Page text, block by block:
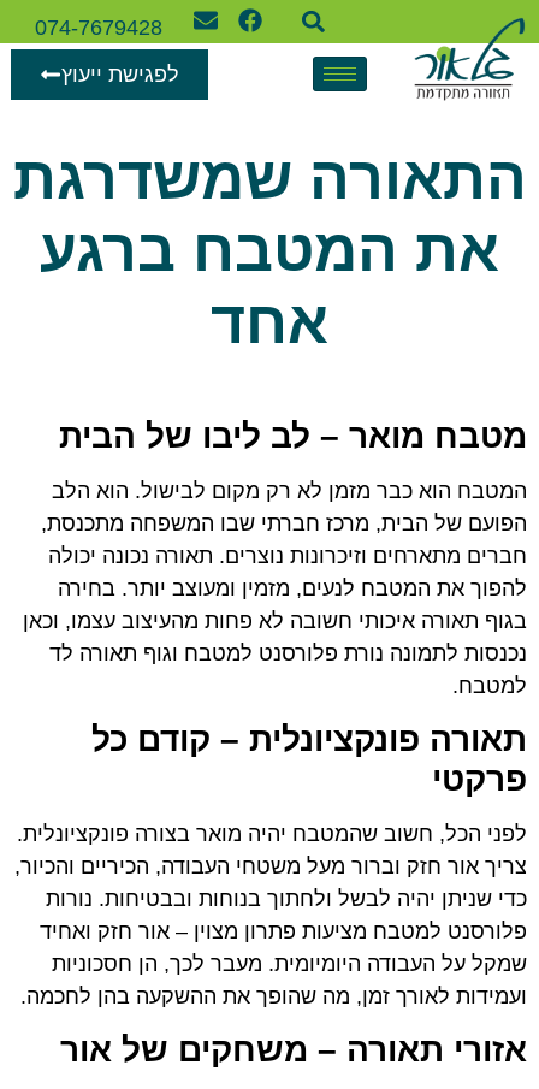
074-7679428
לפגישת ייעוץ
התאורה שמשדרגת
את המטבח ברגע
אחד
מטבח מואר – לב ליבו של הבית
המטבח הוא כבר מזמן לא רק מקום לבישול. הוא הלב
הפועם של הבית, מרכז חברתי שבו המשפחה מתכנסת,
חברים מתארחים וזיכרונות נוצרים. תאורה נכונה יכולה
להפוך את המטבח לנעים, מזמין ומעוצב יותר. בחירה
בגוף תאורה איכותי חשובה לא פחות מהעיצוב עצמו, וכאן
נכנסות לתמונה נורת פלורסנט למטבח וגוף תאורה לד
למטבח.
תאורה פונקציונלית – קודם כל
פרקטי
לפני הכל, חשוב שהמטבח יהיה מואר בצורה פונקציונלית.
צריך אור חזק וברור מעל משטחי העבודה, הכיריים והכיור,
כדי שניתן יהיה לבשל ולחתוך בנוחות ובבטיחות. נורות
פלורסנט למטבח מציעות פתרון מצוין – אור חזק ואחיד
שמקל על העבודה היומיומית. מעבר לכך, הן חסכוניות
ועמידות לאורך זמן, מה שהופך את ההשקעה בהן לחכמה.
אזורי תאורה – משחקים של אור